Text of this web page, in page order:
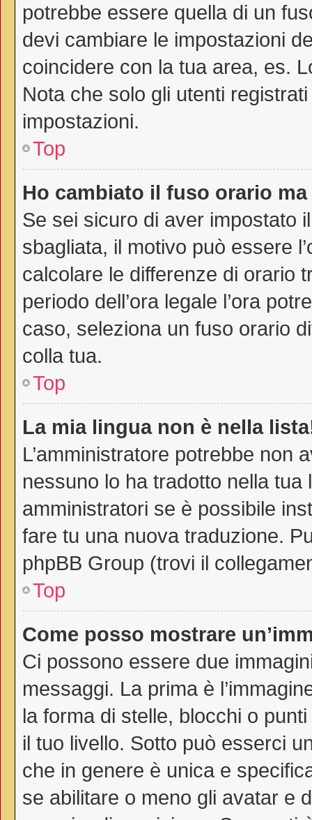
potrebbe essere quella di un
devi cambiare le impostazioni
coincidere con la tua area, es.
Nota che solo gli utenti
impostazioni.
Top
Ho cambiato il fuso orario
Se sei sicuro di aver impostato
sbagliata, il motivo può essere
calcolare le differenze di orario
periodo dell’ora legale l’ora
caso, seleziona un fuso orario
colla tua.
Top
La mia lingua non è nella
L’amministratore potrebbe non
nessuno lo ha tradotto nella
amministratori se è possibile
fare tu una nuova traduzione.
phpBB Group (trovi il
Top
Come posso mostrare
Ci possono essere due
messaggi. La prima è
la forma di stelle, blocchi o
il tuo livello. Sotto può esserci
che in genere è unica e
se abilitare o meno gli avatar e